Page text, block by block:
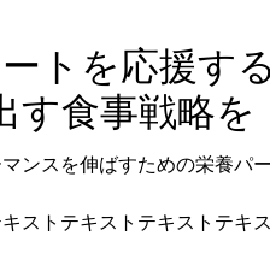
トを応援する
す食事戦略を
ンスを伸ばすための栄養パ
ストテキストテキストテキ